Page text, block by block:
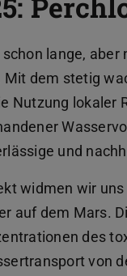
lange, aber
dem stetig
Nutzung lokaler
und
widmen wir
auf dem Mars.
des
von